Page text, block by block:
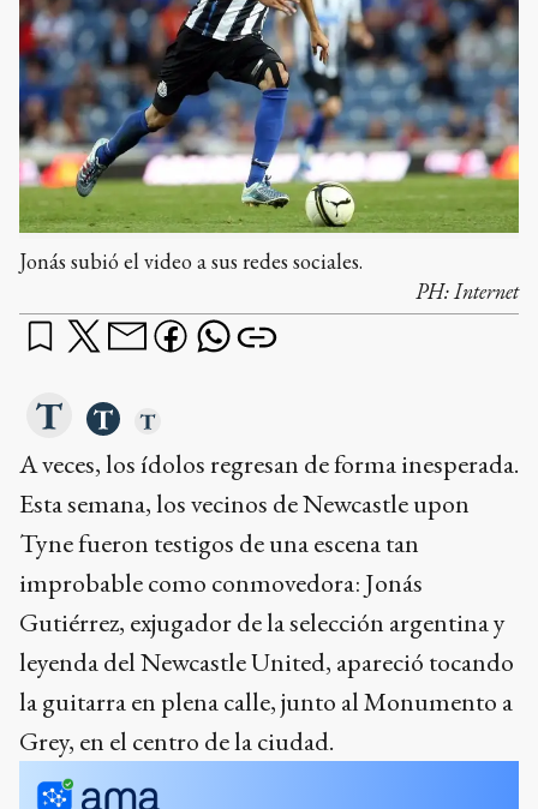
Jonás subió el video a sus redes sociales.
PH:Internet
A veces, los ídolos regresan de forma inesperada.
Esta semana, los vecinos de Newcastle upon
Tyne fueron testigos de una escena tan
improbable como conmovedora: Jonás
Gutiérrez, exjugador de la selección argentina y
leyenda del Newcastle United, apareció tocando
la guitarra en plena calle, junto al Monumento a
Grey, en el centro de la ciudad.